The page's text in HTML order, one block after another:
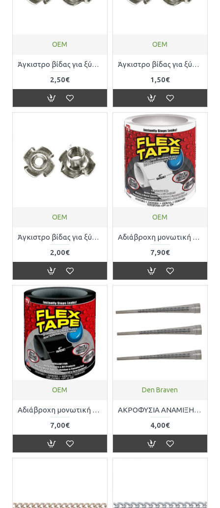
OEM
Άγκιστρο βίδας για ξύλο πάχους 10mm με 4 καρφιά, σε συσκευασία 12 τεμαχίων OEM 2310700051
2,50€
OEM
Άγκιστρο βίδας για ξύλο πάχους 6mm με 4 καρφιά, σε συσκευασία 12 τεμαχίων OEM 2310700025
1,50€
OEM
Άγκιστρο βίδας για ξύλο πάχους 8mm με 4 καρφιά, σε συσκευασία 12 τεμαχίων OEM 2310700026
2,00€
OEM
Αδιάβροχη μονωτική ταινία 10CM X 1.5M λευκή FLEX TAPE FLEXΜ
7,90€
OEM
Αδιάβροχη μονωτική ταινία 10CM X 1.5M μάυρη FLEX TAPE 17134
7,00€
Den Braven
ΑΚΡΟΦΥΣΙΑ ΑΝΑΜΙΞΗΣ 3ΤΕΜ DEN BRAVEN 20-0000043
4,00€